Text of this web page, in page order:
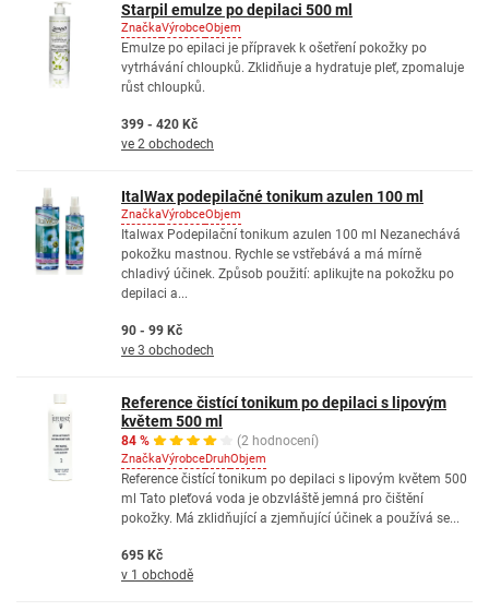
Starpil emulze po depilaci 500 ml
ZnačkaVýrobceObjem
Emulze po epilaci je přípravek k ošetření pokožky po
vytrhávání chloupků. Zklidňuje a hydratuje pleť, zpomaluje
růst chloupků.
399 - 420 Kč
ve 2 obchodech
ItalWax podepilačné tonikum azulen 100 ml
ZnačkaVýrobceObjem
Italwax Podepilační tonikum azulen 100 ml Nezanechává
pokožku mastnou. Rychle se vstřebává a má mírně
chladivý účinek. Způsob použití: aplikujte na pokožku po
depilaci a...
90 - 99 Kč
ve 3 obchodech
Reference čistící tonikum po depilaci s lipovým
květem 500 ml
84 % (2 hodnocení)
ZnačkaVýrobceDruhObjem
Reference čistící tonikum po depilaci s lipovým květem 500
ml Tato pleťová voda je obzvláště jemná pro čištění
pokožky. Má zklidňující a zjemňující účinek a používá se...
695 Kč
v 1 obchodě